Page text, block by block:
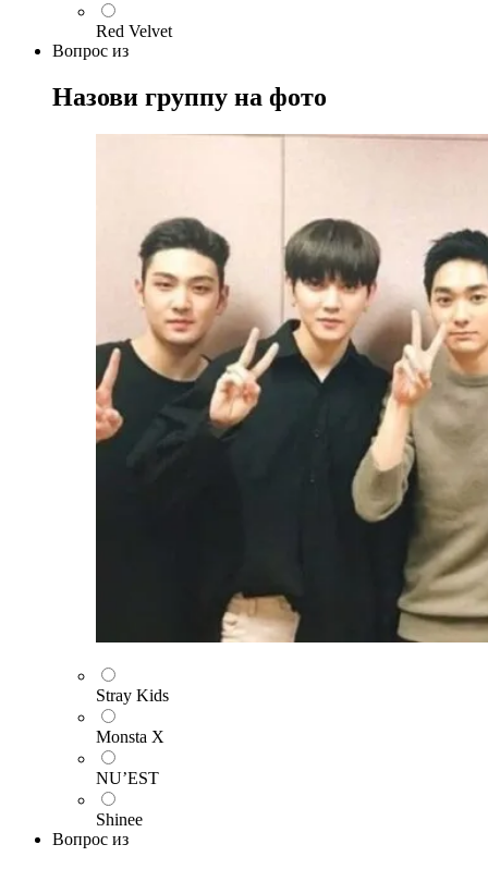
Red Velvet
Вопрос из
Назови группу на фото
Stray Kids
Monsta X
NU’EST
Shinee
Вопрос из